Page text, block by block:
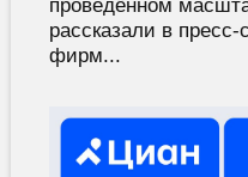
проведённом
рассказали в
фирм...